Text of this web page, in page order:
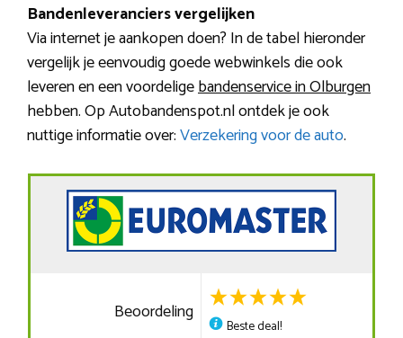
Bandenleveranciers vergelijken
Via internet je aankopen doen? In de tabel hieronder
vergelijk je eenvoudig goede webwinkels die ook
leveren en een voordeligebandenservice in Olburgen
hebben. Op Autobandenspot.nl ontdek je ook
nuttige informatie over:Verzekering voor de auto.
Beoordeling
Beste deal!